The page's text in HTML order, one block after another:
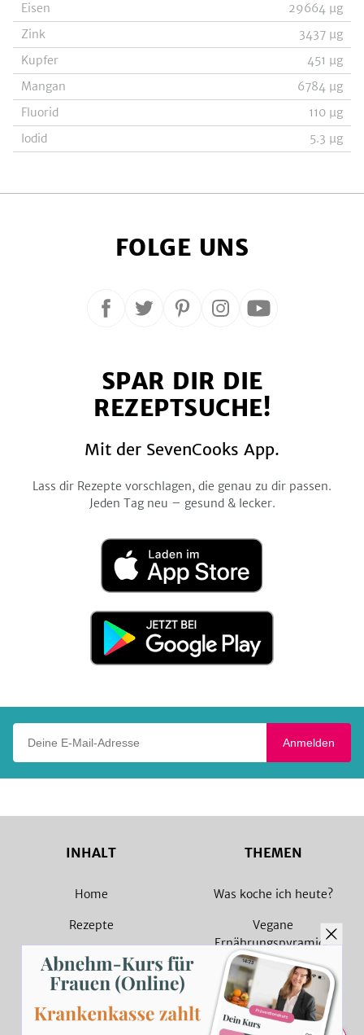
Eisen 29664 µg
Zink
3437 µg
Kupfer
451 µg
Mangan
6784 µg
Fluorid
110 µg
Iodid
5.3 µg
FOLGE UNS
Folge
Facebook
Folge
Twitter
Folge
Pinterest
Folge
Instagram
Folge
YouTube
SPAR DIR DIE
REZEPTSUCHE!
Mit der SevenCooks App.
Lass dir Rezepte vorschlagen, die genau zu dir passen.
Jeden Tag neu – gesund & lecker.
Laden
im
App
Jetzt
Google
Anmelden
INHALT
Home
Rezepte
Magazin
Sammlungen
Rezept Suche
THEMEN
Was koche ich heute?
Vegane
Ernährungspyramide
Vegane Rezepte
Vegetarische Rezepte